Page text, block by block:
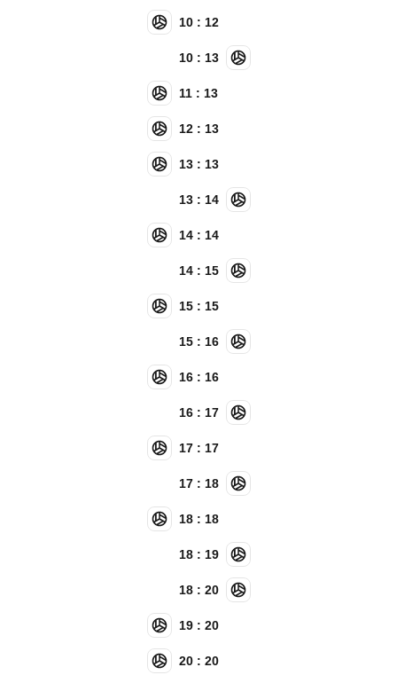
10 : 12
10 : 13
11 : 13
12 : 13
13 : 13
13 : 14
14 : 14
14 : 15
15 : 15
15 : 16
16 : 16
16 : 17
17 : 17
17 : 18
18 : 18
18 : 19
18 : 20
19 : 20
20 : 20